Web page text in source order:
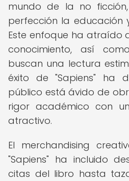
mundo de la no
perfección la educación
Este enfoque ha atraído
conocimiento, así
buscan una lectura
éxito de "Sapiens" ha
público está ávido de
rigor académico con
atractivo.
El merchandising
"Sapiens" ha incluido
citas del libro hasta